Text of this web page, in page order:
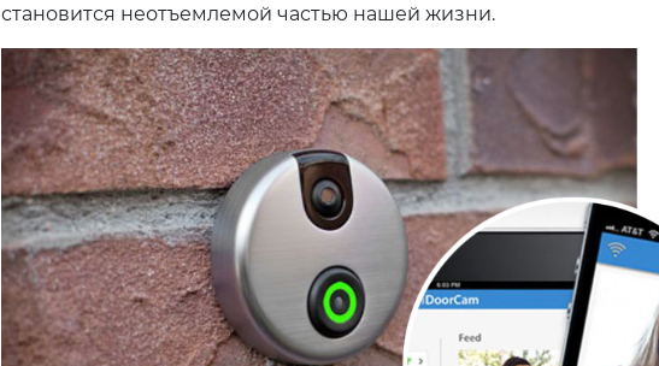
становится неотъемлемой частью нашей жизни.